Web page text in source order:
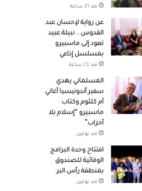
منذ 21 ساعة
عن رواية لإحسان عبد
القدوس .. نبيلة عبيد
تعود إلى ماسبيرو
بمسلسل إذاعي
منذ 23 ساعة
المسلماني يهدي
سفير أندونيسيا أغاني
أم كلثوم وكتاب
ماسبيرو “إسلام بلا
أحزاب”
منذ يومين
افتتاح وحدة البرامج
الوقائية للصندوق
بمنطقة رأس البر
منذ يومين